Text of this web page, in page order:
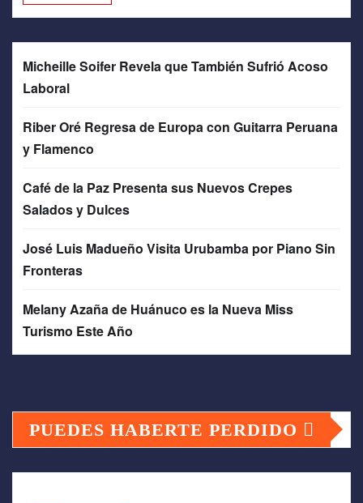
Micheille Soifer Revela que También Sufrió Acoso
Laboral
Riber Oré Regresa de Europa con Guitarra Peruana
y Flamenco
Café de la Paz Presenta sus Nuevos Crepes
Salados y Dulces
José Luis Madueño Visita Urubamba por Piano Sin
Fronteras
Melany Azaña de Huánuco es la Nueva Miss
Turismo Este Año
PUEDES HABERTE PERDIDO